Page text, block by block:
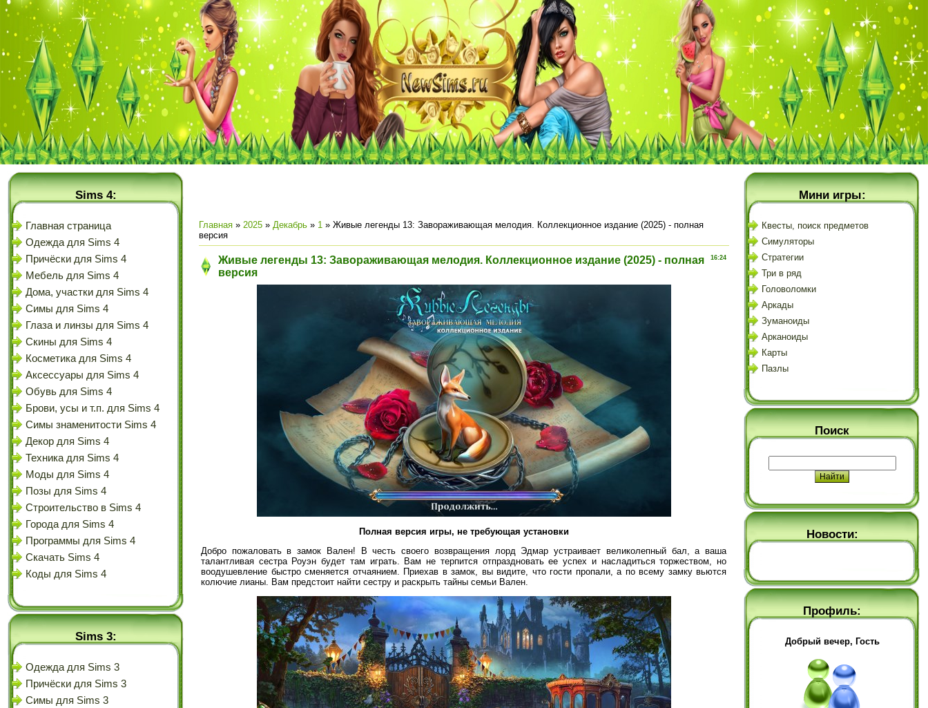
Sims 4:
Главная страница
Одежда для Sims 4
Причёски для Sims 4
Мебель для Sims 4
Дома, участки для Sims 4
Симы для Sims 4
Глаза и линзы для Sims 4
Скины для Sims 4
Косметика для Sims 4
Аксессуары для Sims 4
Обувь для Sims 4
Брови, усы и т.п. для Sims 4
Симы знаменитости Sims 4
Декор для Sims 4
Техника для Sims 4
Моды для Sims 4
Позы для Sims 4
Строительство в Sims 4
Города для Sims 4
Программы для Sims 4
Скачать Sims 4
Коды для Sims 4
Sims 3:
Одежда для Sims 3
Причёски для Sims 3
Симы для Sims 3
Главная » 2025 » Декабрь » 1 » Живые легенды 13: Завораживающая мелодия. Коллекционное издание (2025) - полная
версия
16:24
Живые легенды 13: Завораживающая мелодия. Коллекционное издание (2025) - полная
версия
Полная версия игры, не требующая установки
Добро пожаловать в замок Вален! В честь своего возвращения лорд Эдмар устраивает великолепный бал, а ваша
талантливая сестра Роуэн будет там играть. Вам не терпится отпраздновать ее успех и насладиться торжеством, но
воодушевление быстро сменяется отчаянием. Приехав в замок, вы видите, что гости пропали, а по всему замку вьются
колючие лианы. Вам предстоит найти сестру и раскрыть тайны семьи Вален.
Мини игры:
Квесты, поиск предметов
Симуляторы
Стратегии
Три в ряд
Головоломки
Аркады
Зуманоиды
Арканоиды
Карты
Пазлы
Поиск
Новости:
Профиль:
Добрый вечер, Гость